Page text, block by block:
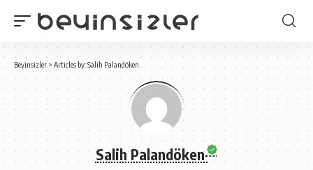
Beyinsizler > Articles by: Salih Palandöken
Salih Palandöken